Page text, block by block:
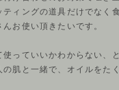
ティングの道具だけでなく
お使い頂きたいです。
っていいかわからない、
の肌と一緒で、オイルをた